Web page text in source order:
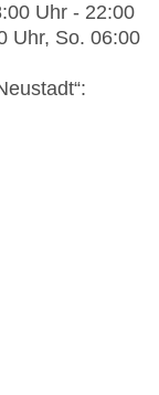
Uhr - 22:00
Uhr, So. 06:00